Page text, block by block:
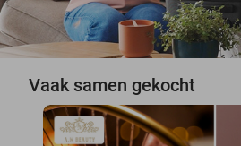
Vaak samen gekocht